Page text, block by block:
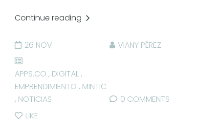
Continue reading
26 NOV VIANY PÉREZ
APPS.CO , DIGITAL,
EMPRENDIMIENTO , MINTIC
, NOTICIAS
0 COMMENTS
LIKE